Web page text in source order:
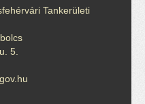
Tankerületi
5.